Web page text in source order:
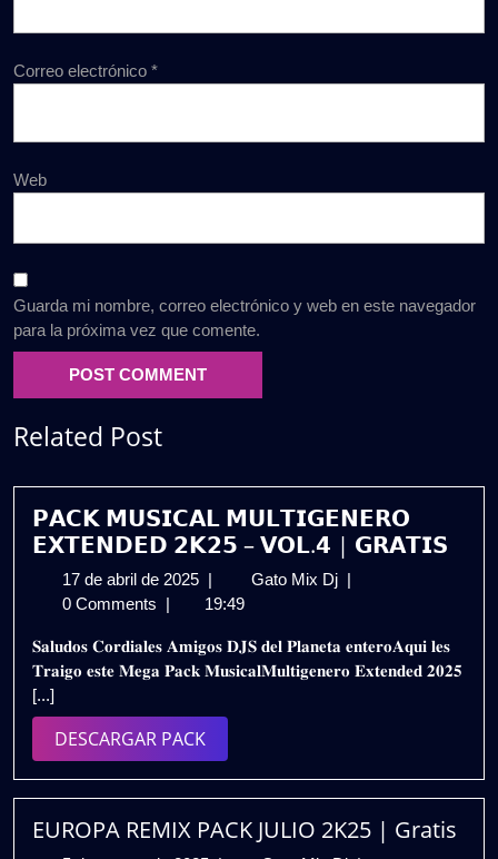
Correo electrónico *
Web
Guarda mi nombre, correo electrónico y web en este navegador
para la próxima vez que comente.
Related Post
𝗣𝗔𝗖𝗞 𝗠𝗨𝗦𝗜𝗖𝗔𝗟 𝗠𝗨𝗟𝗧𝗜𝗚𝗘𝗡𝗘𝗥𝗢
𝗘𝗫𝗧𝗘𝗡𝗗𝗘𝗗 𝟮𝗞𝟮𝟱 – 𝗩𝗢𝗟.𝟰 | 𝗚𝗥𝗔𝗧𝗜𝗦
17 de abril de 2025 17
de
de
2025
| Gato Mix Dj 𝗣𝗔𝗖𝗞
𝗘𝗫𝗧𝗘𝗡𝗗𝗘𝗗
𝟮𝗞𝟮𝟱
|
0 Comments | 19:49
𝐒𝐚𝐥𝐮𝐝𝐨𝐬 𝐂𝐨𝐫𝐝𝐢𝐚𝐥𝐞𝐬 𝐀𝐦𝐢𝐠𝐨𝐬 𝐃𝐉𝐒 𝐝𝐞𝐥 𝐏𝐥𝐚𝐧𝐞𝐭𝐚 𝐞𝐧𝐭𝐞𝐫𝐨𝐀𝐪𝐮𝐢 𝐥𝐞𝐬
𝐓𝐫𝐚𝐢𝐠𝐨 𝐞𝐬𝐭𝐞 𝐌𝐞𝐠𝐚 𝐏𝐚𝐜𝐤 𝐌𝐮𝐬𝐢𝐜𝐚𝐥𝐌𝐮𝐥𝐭𝐢𝐠𝐞𝐧𝐞𝐫𝐨 𝐄𝐱𝐭𝐞𝐧𝐝𝐞𝐝 𝟐𝟎𝟐𝟓
[...]
DESCARGAR PACKDESCARGAR
PACK
EUROPA REMIX PACK JULIO 2K25 | Gratis